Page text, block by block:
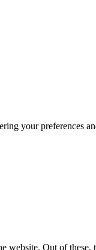
your
Out of